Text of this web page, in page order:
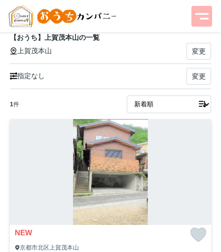
【おうち】上賀茂本山の一覧
上賀茂本山
変更
指定なし 変更
1件
NEW
京都市北区上賀茂本山